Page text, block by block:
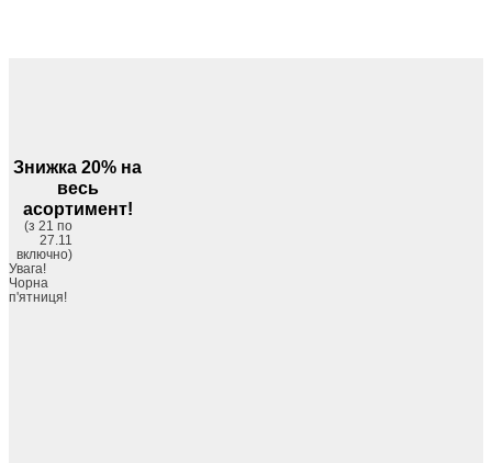
Знижка 20% на
весь
асортимент!
(з 21 по
27.11
включно)
Увага!
Чорна
п'ятниця!